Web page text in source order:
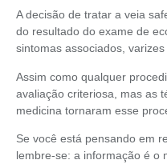
A decisão de tratar a veia
do resultado do exame de
sintomas associados,
Assim como qualquer
avaliação criteriosa, mas as
medicina tornaram esse
Se você está pensando em
lembre-se: a informação é o